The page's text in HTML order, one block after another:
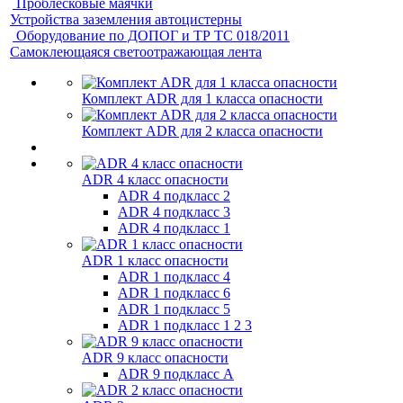
Проблесковые маячки
Устройства заземления автоцистерны
Оборудование по ДОПОГ и ТР ТС 018/2011
Самоклеющаяся светоотражающая лента
Комплект ADR для 1 класса опасности
Комплект ADR для 2 класса опасности
ADR 4 класс опасности
ADR 4 подкласс 2
ADR 4 подкласс 3
ADR 4 подкласс 1
ADR 1 класс опасности
ADR 1 подкласс 4
ADR 1 подкласс 6
ADR 1 подкласс 5
ADR 1 подкласс 1 2 3
ADR 9 класс опасности
ADR 9 подкласс A